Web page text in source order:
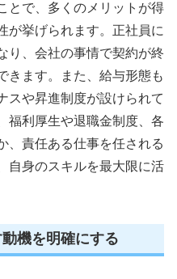
とで、多くのメリットが得
が挙げられます。正社員に
り、会社の事情で契約が終
きます。また、給与形態も
スや昇進制度が設けられて
福利厚生や退職金制度、各
、責任ある仕事を任される
自身のスキルを最大限に活
機を明確にする